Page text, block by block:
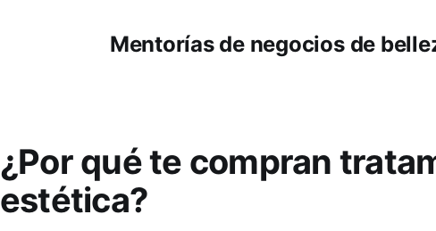
Mentorías de negocios de
¿Por qué te compran
estética?